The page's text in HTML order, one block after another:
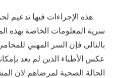
هذه الإجراءات فيها تدعيم
سرية المعلومات الخاصة بهذه
بالتالي فإن السر المهني
عكس الأطباء الذين لم يعد
الحالة الصحية لمرضاهم لان